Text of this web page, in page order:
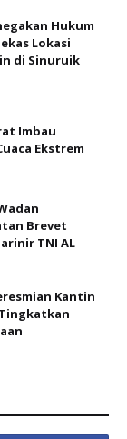
Hukum
Lokasi
di Sinuruik
Imbau
Ekstrem
Brevet
TNI AL
Kantin
Tingkatkan